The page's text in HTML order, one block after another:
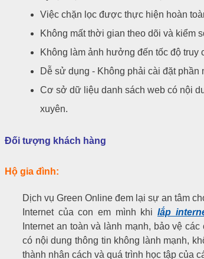
Việc chặn lọc được thực hiện hoàn
Không mất thời gian theo dõi và kiểm
Không làm ảnh hưởng đến tốc độ truy
Dễ sử dụng - Không phải cài đặt phần
Cơ sở dữ liệu danh sách web có nội
xuyên.
Đối tượng khách hàng
Hộ gia đình:
Dịch vụ Green Online đem lại sự an tâm
Internet của con em mình khi lắp
Internet an toàn và lành mạnh, bảo vệ
có nội dung thông tin không lành mạnh,
thành nhân cách và quá trình học tập của